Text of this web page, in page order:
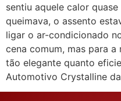
sentiu aquele calor
queimava, o assento
ligar o ar-condicionado
cena comum, mas para
tão elegante quanto
Automotivo Crystalline